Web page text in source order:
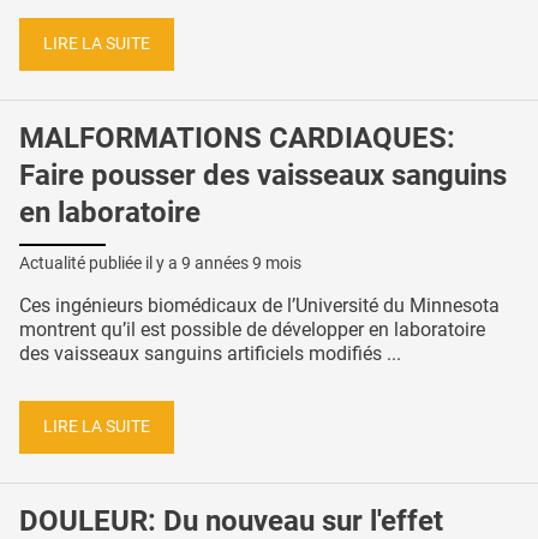
LIRE LA SUITE
MALFORMATIONS CARDIAQUES:
Faire pousser des vaisseaux sanguins
en laboratoire
Actualité publiée il y a 9 années 9 mois
Ces ingénieurs biomédicaux de l’Université du Minnesota
montrent qu’il est possible de développer en laboratoire
des vaisseaux sanguins artificiels modifiés ...
LIRE LA SUITE
DOULEUR: Du nouveau sur l'effet